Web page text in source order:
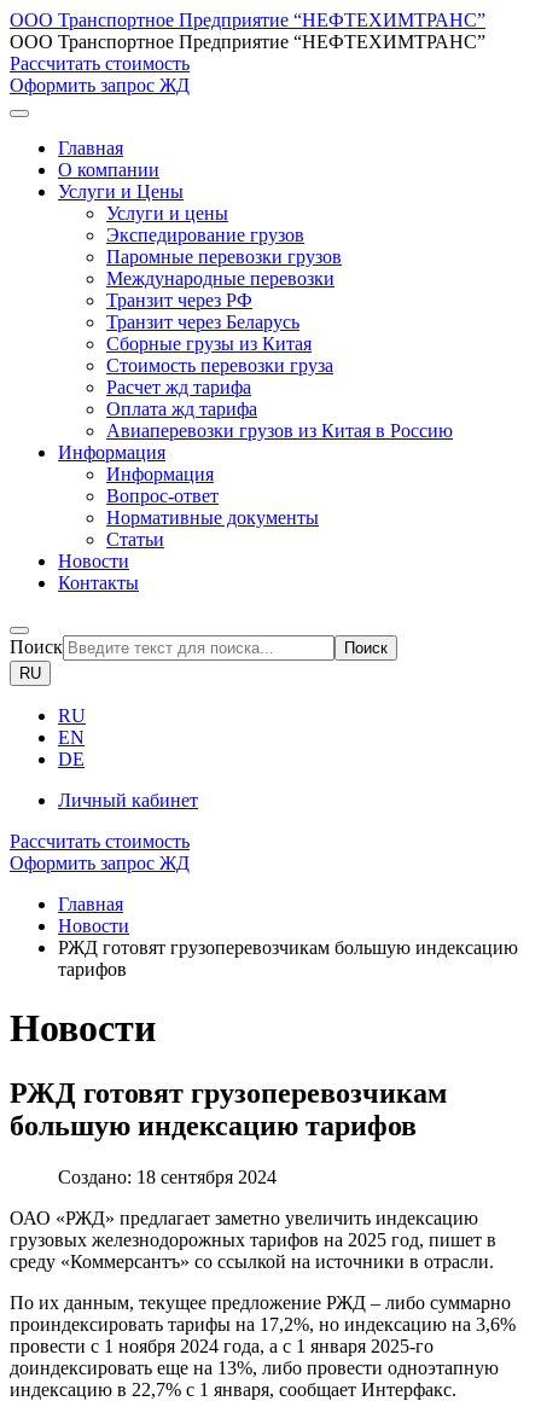
ООО Транспортное Предприятие “НЕФТЕХИМТРАНС”
ООО Транспортное Предприятие “НЕФТЕХИМТРАНС”
Рассчитать стоимость
Оформить запрос ЖД
Главная
О компании
Услуги и Цены
Услуги и цены
Экспедирование грузов
Паромные перевозки грузов
Международные перевозки
Транзит через РФ
Транзит через Беларусь
Сборные грузы из Китая
Стоимость перевозки груза
Расчет жд тарифа
Оплата жд тарифа
Авиаперевозки грузов из Китая в Россию
Информация
Информация
Вопрос-ответ
Нормативные документы
Статьи
Новости
Контакты
Поиск
Поиск
RU
RU
EN
DE
Личный кабинет
Рассчитать стоимость
Оформить запрос ЖД
Главная
Новости
РЖД готовят грузоперевозчикам большую индексацию
тарифов
Новости
РЖД готовят грузоперевозчикам
большую индексацию тарифов
Создано: 18 сентября 2024
ОАО «РЖД» предлагает заметно увеличить индексацию
грузовых железнодорожных тарифов на 2025 год, пишет в
среду «Коммерсантъ» со ссылкой на источники в отрасли.
По их данным, текущее предложение РЖД – либо суммарно
проиндексировать тарифы на 17,2%, но индексацию на 3,6%
провести с 1 ноября 2024 года, а с 1 января 2025-го
доиндексировать еще на 13%, либо провести одноэтапную
индексацию в 22,7% с 1 января, сообщает Интерфакс.